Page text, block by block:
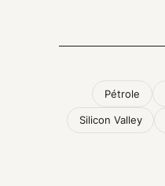
Pétrole
Silicon Valley